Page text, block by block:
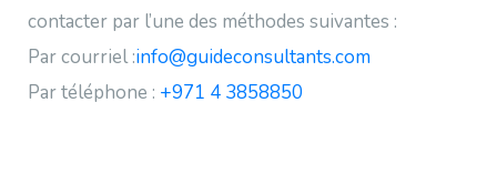
contacter par l’une des méthodes suivantes :
Par courriel :info@guideconsultants.com
Par téléphone : +971 4 3858850